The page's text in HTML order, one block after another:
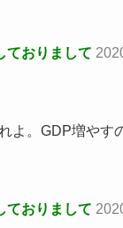
ておりまして
よ。GDP増やす
ておりまして